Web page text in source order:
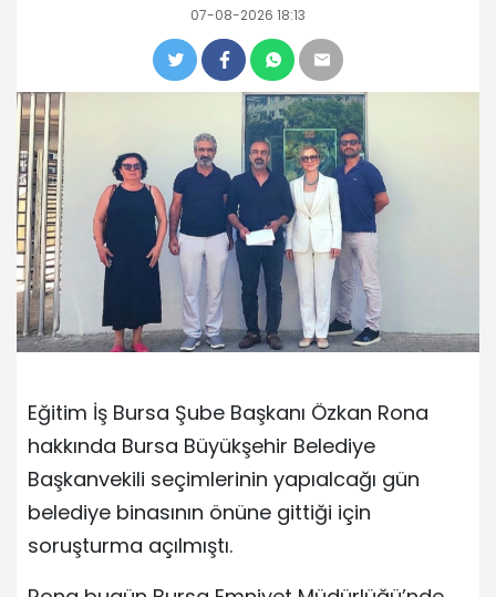
07-08-2026 18:13
Eğitim İş Bursa Şube Başkanı Özkan Rona
hakkında Bursa Büyükşehir Belediye
Başkanvekili seçimlerinin yapıalcağı gün
belediye binasının önüne gittiği için
soruşturma açılmıştı.